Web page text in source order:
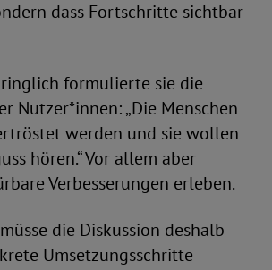
dass Fortschritte sichtbar
formulierte sie die
Nutzer*innen: „Die Menschen
werden und sie wollen
hören.“ Vor allem aber
Verbesserungen erleben.
die Diskussion deshalb
Umsetzungsschritte